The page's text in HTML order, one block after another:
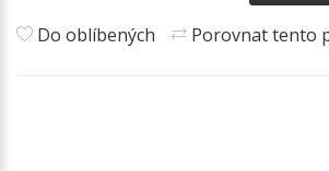
Do oblíbených Porovnat tento